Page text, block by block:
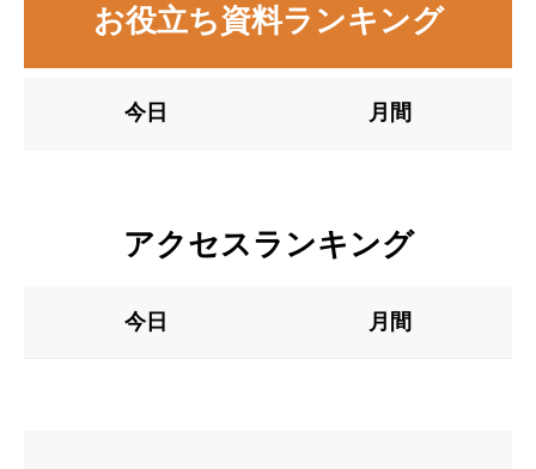
お役立ち資料ランキング
今日 月間
アクセスランキング
今日 月間